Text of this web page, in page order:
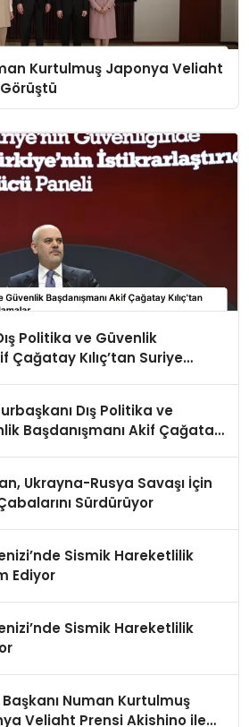
Kurtulmuş Japonya Veliaht
Politika ve Güvenlik
Çağatay Kılıç’tan Suriye
Dış Politika ve
Başdanışmanı Akif Çağatay
Ukrayna-Rusya Savaşı İçin
Sürdürüyor
Sismik Hareketlilik
Ediyor
Sismik Hareketlilik
Başkanı Numan Kurtulmuş
Veliaht Prensi Akishino ile